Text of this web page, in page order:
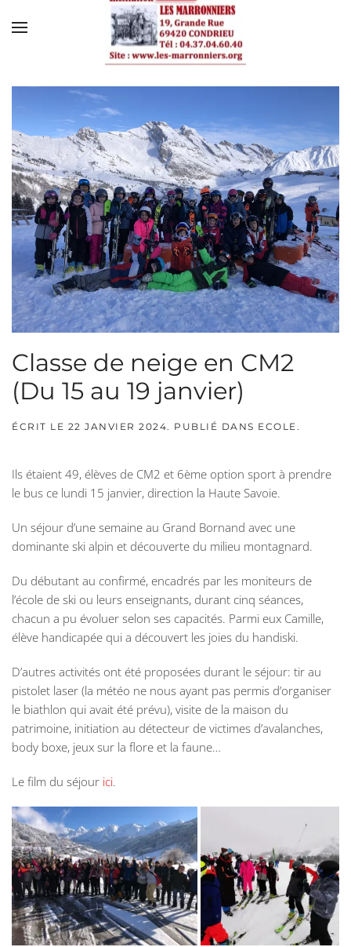
Skip to main content
Classe de neige en CM2
(Du 15 au 19 janvier)
ÉCRIT LE 22 JANVIER 2024. PUBLIÉ DANS ECOLE .
Ils étaient 49, élèves de CM2 et 6ème option sport à prendre
le bus ce lundi 15 janvier, direction la Haute Savoie.
Un séjour d’une semaine au Grand Bornand avec une
dominante ski alpin et découverte du milieu montagnard.
Du débutant au confirmé, encadrés par les moniteurs de
l’école de ski ou leurs enseignants, durant cinq séances,
chacun a pu évoluer selon ses capacités. Parmi eux Camille,
élève handicapée qui a découvert les joies du handiski.
D’autres activités ont été proposées durant le séjour: tir au
pistolet laser (la météo ne nous ayant pas permis d’organiser
le biathlon qui avait été prévu), visite de la maison du
patrimoine, initiation au détecteur de victimes d’avalanches,
body boxe, jeux sur la flore et la faune…
Le film du séjour ici.